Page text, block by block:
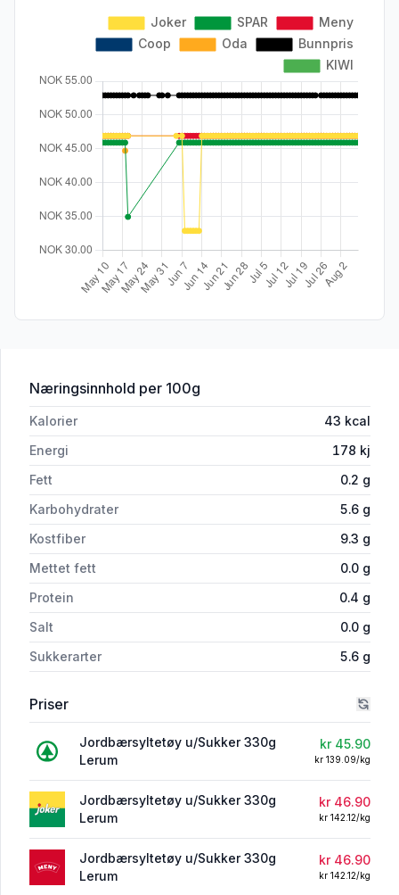
Næringsinnhold for 'Jordbærsyltetøy u/Sukker 330g
per 100g
Kalorier 43 kcal
Energi
178 kj
Fett
0.2 g
Karbohydrater
5.6 g
Kostfiber
9.3 g
Mettet fett
0.0 g
Protein
0.4 g
Salt
0.0 g
Sukkerarter
5.6 g
Priser
Jordbærsyltetøy u/Sukker 330g
Lerum
kr 45.90
kr 139.09/kg
Jordbærsyltetøy u/Sukker 330g
Lerum
kr 46.90
kr 142.12/kg
Jordbærsyltetøy u/Sukker 330g
Lerum
kr 46.90
kr 142.12/kg